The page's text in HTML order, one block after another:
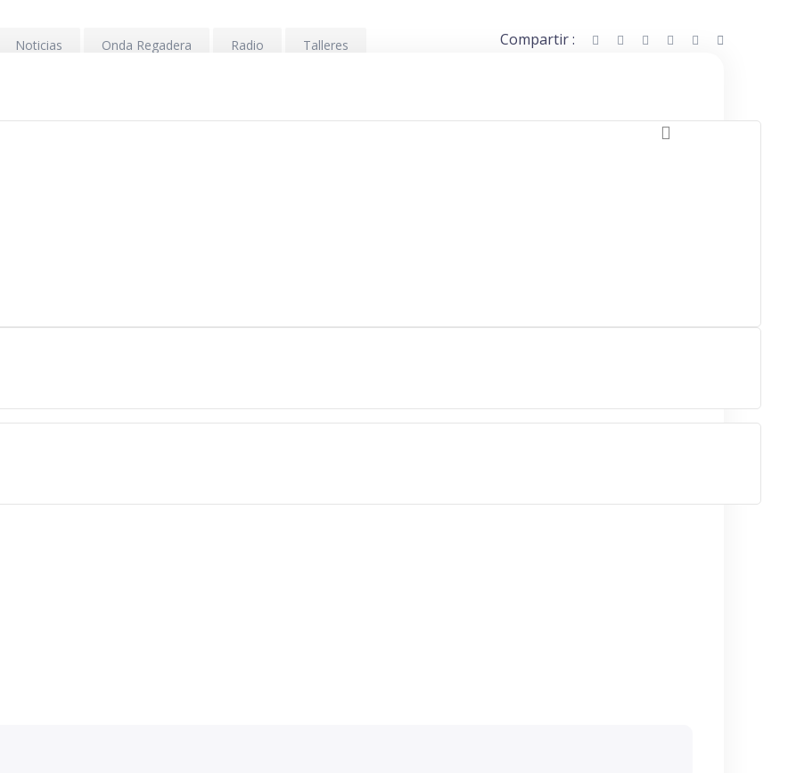
Noticias Onda Regadera Radio Talleres Compartir :